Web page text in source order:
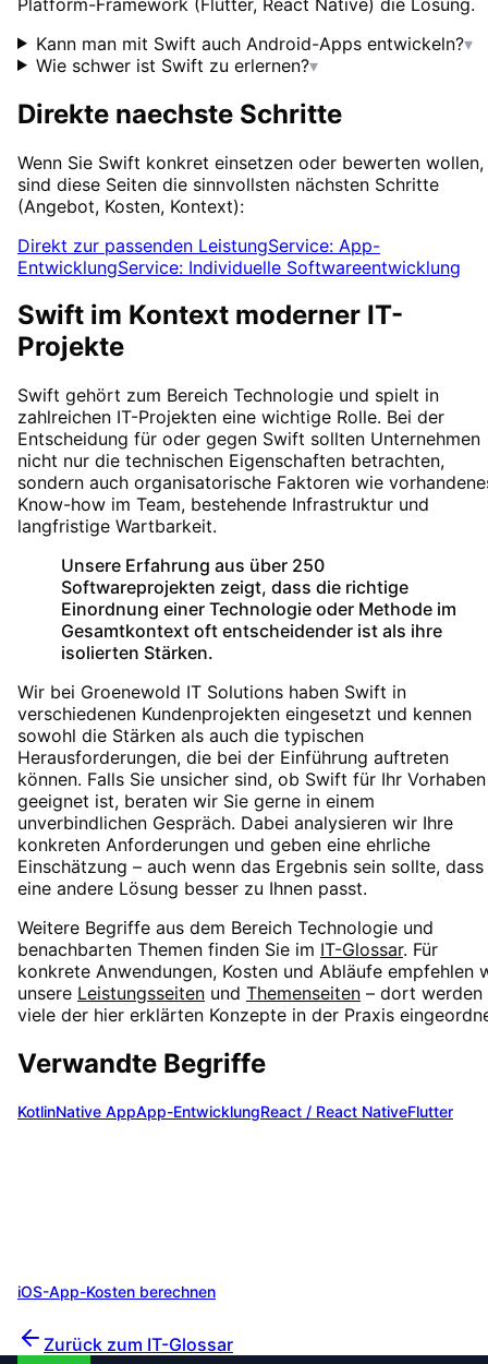
Kann man mit Swift auch Android-Apps entwickeln?▾
Wie schwer ist Swift zu erlernen?▾
Direkte naechste Schritte
Wenn Sie Swift konkret einsetzen oder bewerten wollen,
sind diese Seiten die sinnvollsten nächsten Schritte
(Angebot, Kosten, Kontext):
Direkt zur passenden LeistungService: App-
EntwicklungService: Individuelle Softwareentwicklung
Swift im Kontext moderner IT-
Projekte
Swift gehört zum Bereich Technologie und spielt in
zahlreichen IT-Projekten eine wichtige Rolle. Bei der
Entscheidung für oder gegen Swift sollten Unternehmen
nicht nur die technischen Eigenschaften betrachten,
sondern auch organisatorische Faktoren wie
Know-how im Team, bestehende Infrastruktur und
langfristige Wartbarkeit.
Unsere Erfahrung aus über 250
Softwareprojekten zeigt, dass die richtige
Einordnung einer Technologie oder Methode im
Gesamtkontext oft entscheidender ist als ihre
isolierten Stärken.
Wir bei Groenewold IT Solutions haben Swift in
verschiedenen Kundenprojekten eingesetzt und kennen
sowohl die Stärken als auch die typischen
Herausforderungen, die bei der Einführung auftreten
können. Falls Sie unsicher sind, ob Swift für Ihr Vorhaben
geeignet ist, beraten wir Sie gerne in einem
unverbindlichen Gespräch. Dabei analysieren wir Ihre
konkreten Anforderungen und geben eine ehrliche
Einschätzung – auch wenn das Ergebnis sein sollte, dass
eine andere Lösung besser zu Ihnen passt.
Weitere Begriffe aus dem Bereich Technologie und
benachbarten Themen finden Sie im IT-Glossar. Für
konkrete Anwendungen, Kosten und Abläufe empfehlen
unsere Leistungsseiten und Themenseiten – dort werden
viele der hier erklärten Konzepte in der Praxis
Verwandte Begriffe
KotlinNative AppApp-EntwicklungReact / React NativeFlutter
iOS-App-Kosten berechnen
Zurück zum IT-Glossar